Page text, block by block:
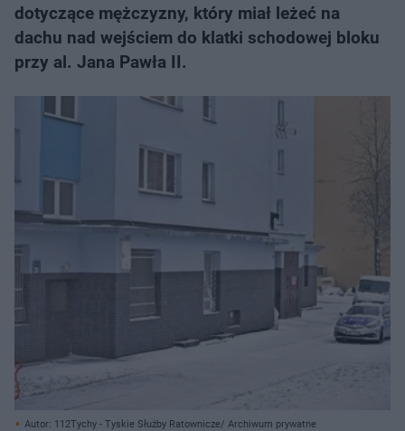
dotyczące mężczyzny, który miał leżeć na
dachu nad wejściem do klatki schodowej bloku
przy al. Jana Pawła II.
Autor: 112Tychy - Tyskie Służby Ratownicze/ Archiwum prywatne